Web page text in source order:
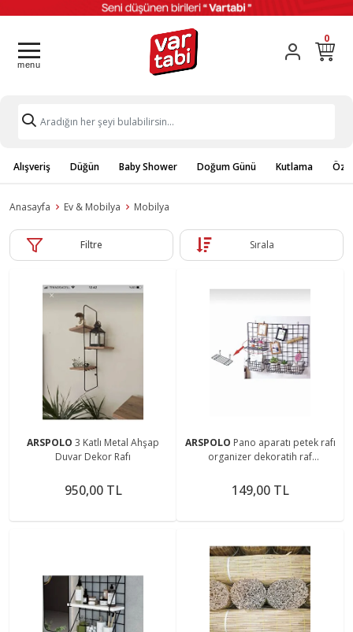
0
Alışveriş Düğün Baby Shower Doğum Günü Kutlama
Anasayfa Ev & Mobilya Mobilya
Filtre Sırala
ARSPOLO 3 Katlı Metal Ahşap
Duvar Dekor Rafı
950,00 TL
ARSPOLO Pano aparatı petek rafı
organizer dekoratih raf
149,00 TL